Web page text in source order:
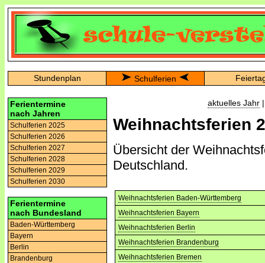
Stundenplan Schulferien
Ferientermine
nach Jahren
Schulferien 2025
Schulferien 2026
Schulferien 2027
Schulferien 2028
Schulferien 2029
Schulferien 2030
Ferientermine
nach Bundesland
Baden-Württemberg
Bayern
Berlin
Brandenburg
aktuelles Jahr
Weihnachtsferien
Übersicht der
Deutschland.
Weihnachtsferien Baden-Württemberg
Weihnachtsferien Bayern
Weihnachtsferien Berlin
Weihnachtsferien Brandenburg
Weihnachtsferien Bremen